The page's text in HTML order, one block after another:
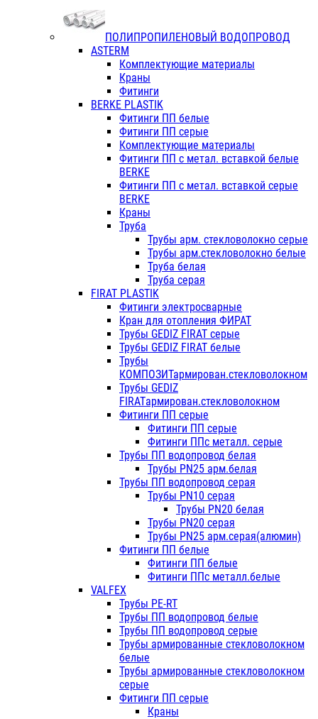
ПОЛИПРОПИЛЕНОВЫЙ ВОДОПРОВОД
ASTERM
Комплектующие материалы
Краны
Фитинги
BERKE PLASTIK
Фитинги ПП белые
Фитинги ПП серые
Комплектующие материалы
Фитинги ПП с метал. вставкой белые
BERKE
Фитинги ПП с метал. вставкой серые
BERKE
Краны
Труба
Трубы арм. стекловолокно серые
Трубы арм.стекловолокно белые
Труба белая
Труба серая
FIRAT PLASTIK
Фитинги электросварные
Кран для отопления ФИРАТ
Трубы GEDIZ FIRAT серые
Трубы GEDIZ FIRAT белые
Трубы
КОМПОЗИТармирован.стекловолокном
Трубы GEDIZ
FIRATармирован.стекловолокном
Фитинги ПП серые
Фитинги ПП серые
Фитинги ППс металл. серые
Трубы ПП водопровод белая
Трубы PN25 арм.белая
Трубы ПП водопровод серая
Трубы PN10 серая
Трубы PN20 белая
Трубы PN20 серая
Трубы PN25 арм.серая(алюмин)
Фитинги ПП белые
Фитинги ПП белые
Фитинги ППс металл.белые
VALFEX
Трубы PE-RT
Трубы ПП водопровод белые
Трубы ПП водопровод серые
Трубы армированные стекловолокном
белые
Трубы армированные стекловолокном
серые
Фитинги ПП серые
Краны